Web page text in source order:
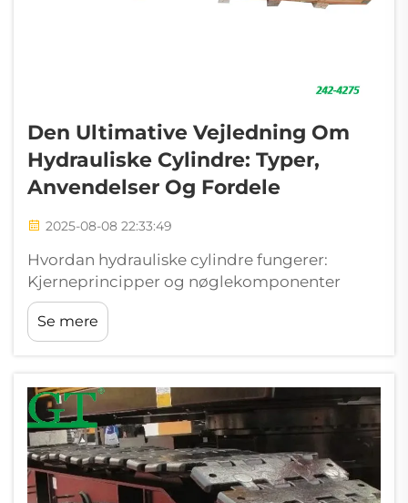
Den Ultimative Vejledning Om
Hydrauliske Cylindre: Typer,
Anvendelser Og Fordele
2025-08-08 22:33:49
Hvordan hydrauliske cylindre fungerer:
Kjerneprincipper og nøglekomponenter
Grundprincippet for væskekraft i hydrauliske
cylindre Når man lægger pres...
Se mere